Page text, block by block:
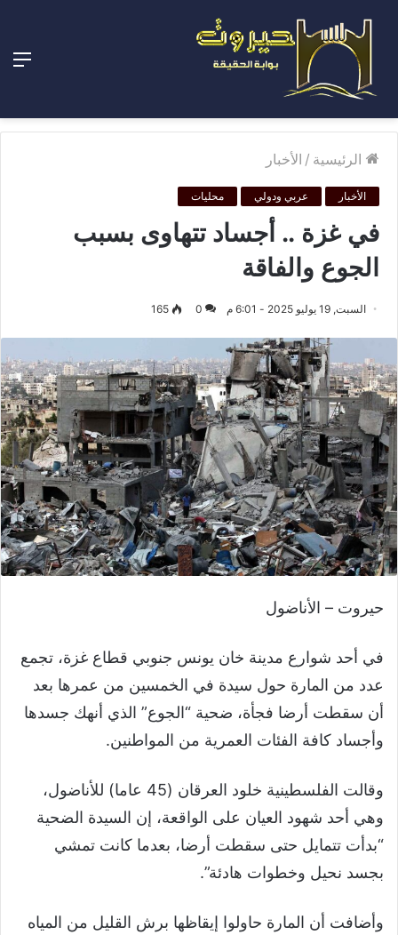
الرئيسية / الأخبار
الأخبار عربي ودولي محليات
في غزة .. أجساد تتهاوى بسبب
الجوع والفاقة
السبت, 19 يوليو 2025 - 6:01 م 0
165
حيروت – الأناضول
في أحد شوارع مدينة خان يونس جنوبي قطاع غزة، تجمع
عدد من المارة حول سيدة في الخمسين من عمرها بعد
أن سقطت أرضا فجأة، ضحية “الجوع” الذي أنهك جسدها
وأجساد كافة الفئات العمرية من المواطنين.
وقالت الفلسطينية خلود العرقان (45 عاما) للأناضول،
وهي أحد شهود العيان على الواقعة، إن السيدة الضحية
“بدأت تتمايل حتى سقطت أرضا، بعدما كانت تمشي
بجسد نحيل وخطوات هادئة”.
وأضافت أن المارة حاولوا إيقاظها برش القليل من المياه